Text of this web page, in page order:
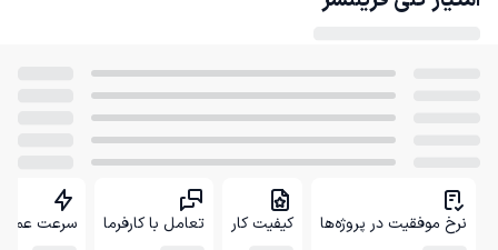
نرخ موفقیت در پروژه‌ها کیفیت کار تعامل با کارفرما سرعت عمل